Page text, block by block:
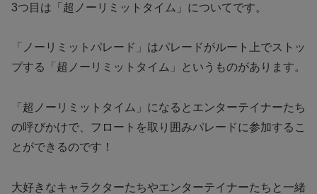
3つ目は「超ノーリミットタイム」についてです。
「ノーリミットパレード」はパレードがルート上でストッ
プする「超ノーリミットタイム」というものがあります。
「超ノーリミットタイム」になるとエンターテイナーたち
の呼びかけで、フロートを取り囲みパレードに参加するこ
とができるのです！
大好きなキャラクターたちやエンターテイナーたちと一緒